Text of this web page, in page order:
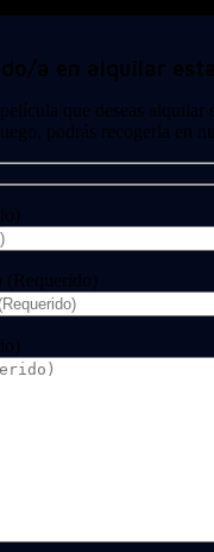
a en alquilar
que deseas alquilar
podrás recogerla en
(Requerido)